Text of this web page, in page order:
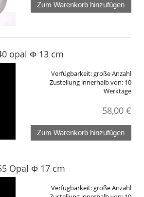
Zum Warenkorb hinzufügen
opal Φ 13 cm
Verfügbarkeit:große Anzahl
Zustellung innerhalb von: 10
Werktage
58,00 €
Zum Warenkorb hinzufügen
Opal Φ 17 cm
Verfügbarkeit:große Anzahl